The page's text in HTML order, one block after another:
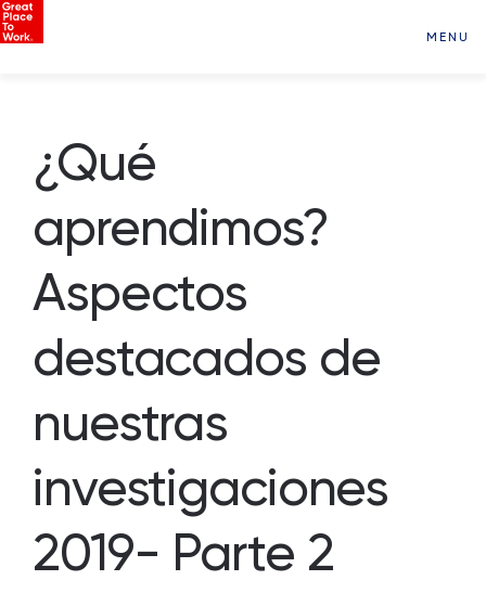
MENU
¿Qué
aprendimos?
Aspectos
destacados de
nuestras
investigaciones
2019- Parte 2